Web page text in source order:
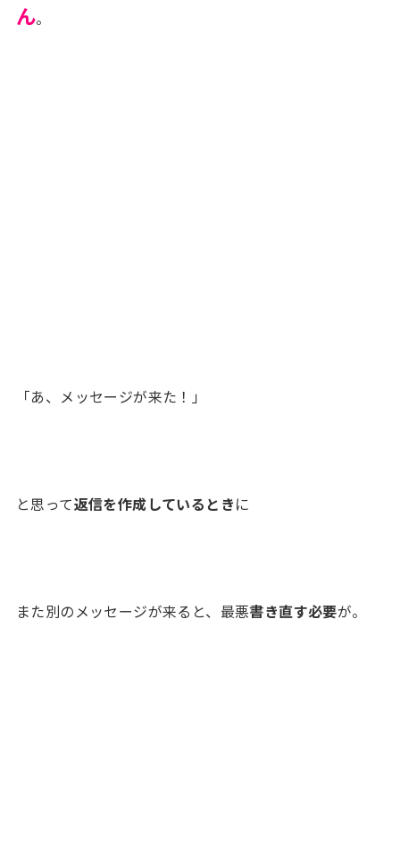
ん。
「あ、メッセージが来た！」
と思って返信を作成しているときに
また別のメッセージが来ると、最悪書き直す必要が。